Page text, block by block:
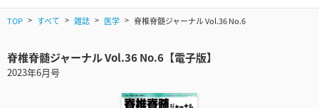
TOP すべて 雑誌 医学 脊椎脊髄ジャーナル Vol.36 No.6
脊椎脊髄ジャーナル Vol.36 No.6【電子版】
2023年6月号